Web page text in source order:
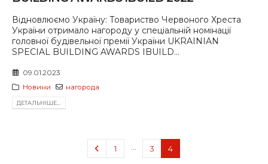
Відновлюємо Україну: Товариство Червоного Хреста
України отримало нагороду у спеціальній номінації
головної будівельної премії України UKRAINIAN
SPECIAL BUILDING AWARDS IBUILD...
09.01.2023
Новини
нагорода
ДЕТАЛЬНIШЕ...
1 3 4